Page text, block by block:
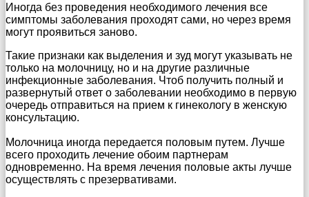
Иногда без проведения необходимого лечения все
симптомы заболевания проходят сами, но через время
могут проявиться заново.
Такие признаки как выделения и зуд могут указывать не
только на молочницу, но и на другие различные
инфекционные заболевания. Чтоб получить полный и
развернутый ответ о заболевании необходимо в первую
очередь отправиться на прием к гинекологу в женскую
консультацию.
Молочница иногда передается половым путем. Лучше
всего проходить лечение обоим партнерам
одновременно. На время лечения половые акты лучше
осуществлять с презервативами.